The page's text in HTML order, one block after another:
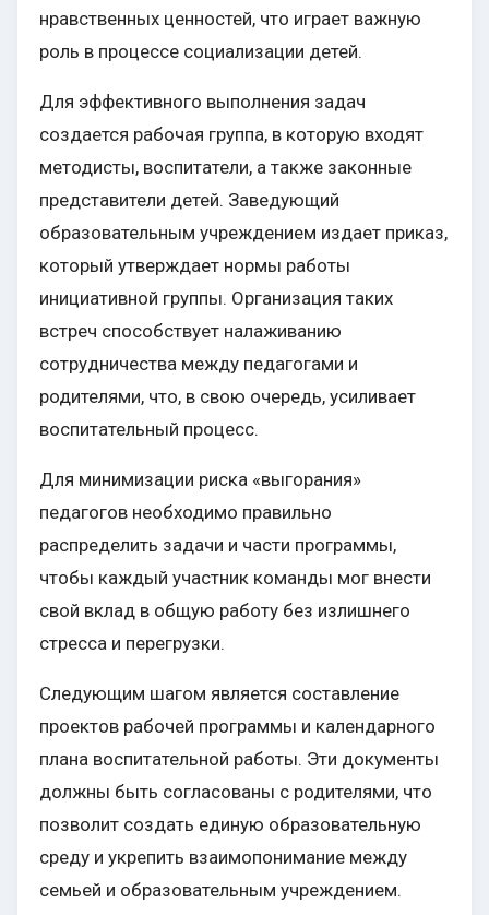
нравственных ценностей, что играет важную
роль в процессе социализации детей.
Для эффективного выполнения задач
создается рабочая группа, в которую входят
методисты, воспитатели, а также законные
представители детей. Заведующий
образовательным учреждением издает приказ,
который утверждает нормы работы
инициативной группы. Организация таких
встреч способствует налаживанию
сотрудничества между педагогами и
родителями, что, в свою очередь, усиливает
воспитательный процесс.
Для минимизации риска «выгорания»
педагогов необходимо правильно
распределить задачи и части программы,
чтобы каждый участник команды мог внести
свой вклад в общую работу без излишнего
стресса и перегрузки.
Следующим шагом является составление
проектов рабочей программы и календарного
плана воспитательной работы. Эти документы
должны быть согласованы с родителями, что
позволит создать единую образовательную
среду и укрепить взаимопонимание между
семьей и образовательным учреждением.